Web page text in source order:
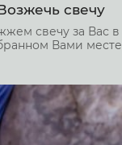
свечу
свечу за Вас в
Вами месте